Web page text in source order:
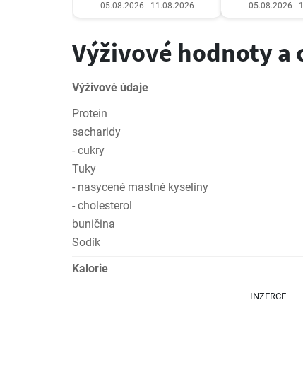
05.08.2026 - 11.08.2026 05.08.2026 -
Výživové hodnoty a
Výživové údaje
Protein
sacharidy
- cukry
Tuky
- nasycené mastné kyseliny
- cholesterol
buničina
Sodík
Kalorie
INZERCE